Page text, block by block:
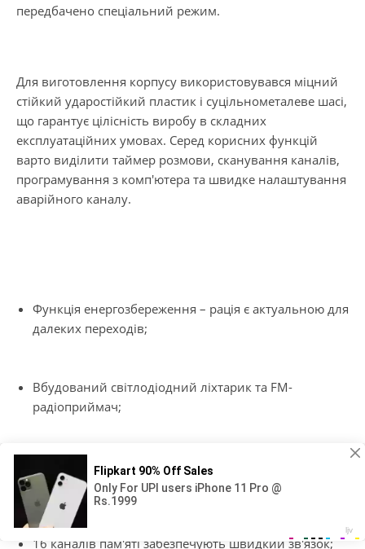
передбачено спеціальний режим.
Для виготовлення корпусу використовувався міцний
стійкий ударостійкий пластик і суцільнометалеве шасі,
що гарантує цілісність виробу в складних
експлуатаційних умовах. Серед корисних функцій
варто виділити таймер розмови, сканування каналів,
програмування з комп'ютера та швидке налаштування
аварійного каналу.
Функція енергозбереження – рація є актуальною для
далеких переходів;
Вбудований світлодіодний ліхтарик та FM-
радіоприймач;
Легка вага (166 г) та компактність (55 х 100 х 34 мм)
спрощують перенесення;
16 каналів пам'яті забезпечують швидкий зв'язок;